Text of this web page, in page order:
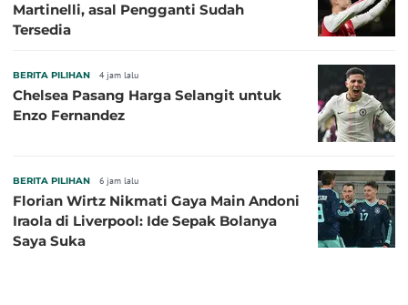
Martinelli, asal Pengganti Sudah
Tersedia
BERITA PILIHAN 4 jam lalu
Chelsea Pasang Harga Selangit untuk
Enzo Fernandez
BERITA PILIHAN 6 jam lalu
Florian Wirtz Nikmati Gaya Main Andoni
Iraola di Liverpool: Ide Sepak Bolanya
Saya Suka